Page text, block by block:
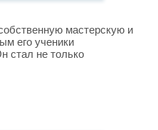
мастерскую и
его ученики
стал не только